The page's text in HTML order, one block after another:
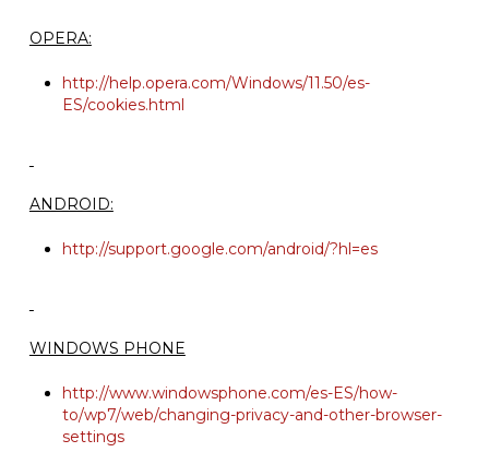
OPERA:
http://help.opera.com/Windows/11.50/es-
ES/cookies.html
ANDROID:
http://support.google.com/android/?hl=es
WINDOWS PHONE
http://www.windowsphone.com/es-ES/how-
to/wp7/web/changing-privacy-and-other-browser-
settings